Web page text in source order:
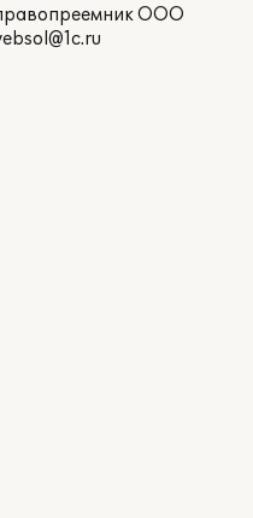
ООО